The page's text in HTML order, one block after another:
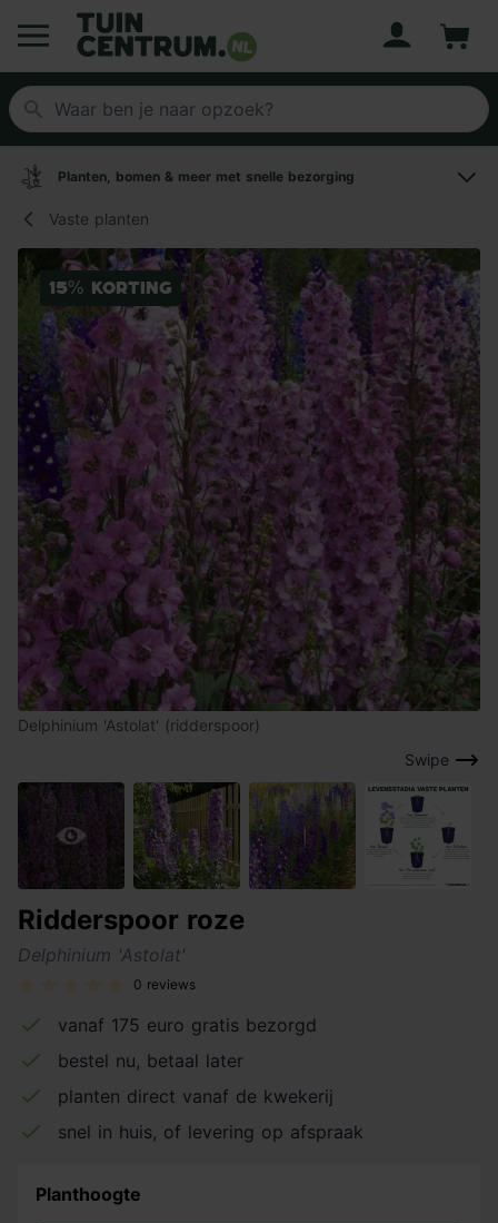
Logo Tuincentrum.nl
Planten, bomen & meer met snelle bezorging
Vaste planten
Swipe
15% korting
Delphinium 'Astolat' (ridderspoor)
Ridderspoor roze
Delphinium 'Astolat'
0 reviews
vanaf 175 euro gratis bezorgd
bestel nu, betaal later
planten direct vanaf de kwekerij
snel in huis, of levering op afspraak
Planthoogte